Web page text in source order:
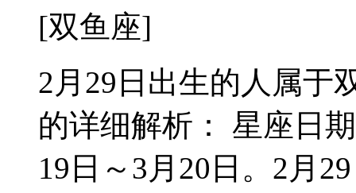
[双鱼座]
2月29日出生的人属于
的详细解析： 星座日
19日～3月20日。2月